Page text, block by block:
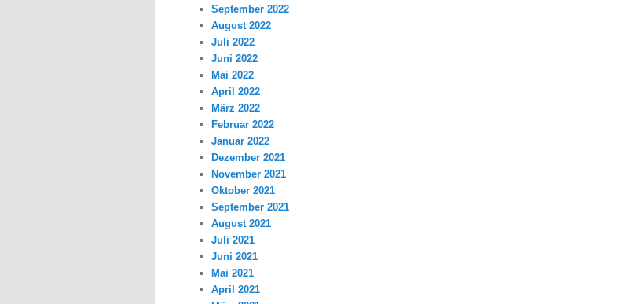
September 2022
August 2022
Juli 2022
Juni 2022
Mai 2022
April 2022
März 2022
Februar 2022
Januar 2022
Dezember 2021
November 2021
Oktober 2021
September 2021
August 2021
Juli 2021
Juni 2021
Mai 2021
April 2021